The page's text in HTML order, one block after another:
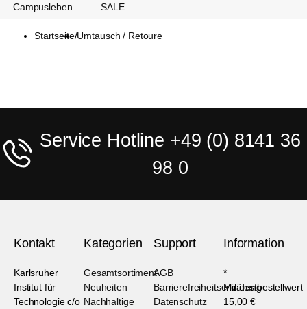
Campusleben SALE
Startseite/Umtausch / Retoure
Service Hotline +49 (0) 8141 36
98 0
Kontakt
Karlsruher
Institut für
Technologie c/o
Kategorien
Gesamtsortiment
Neuheiten
Nachhaltige
Support
AGB
Barrierefreiheitserklärung
Datenschutz
Information
*
Mindestbestellwert
15,00 €